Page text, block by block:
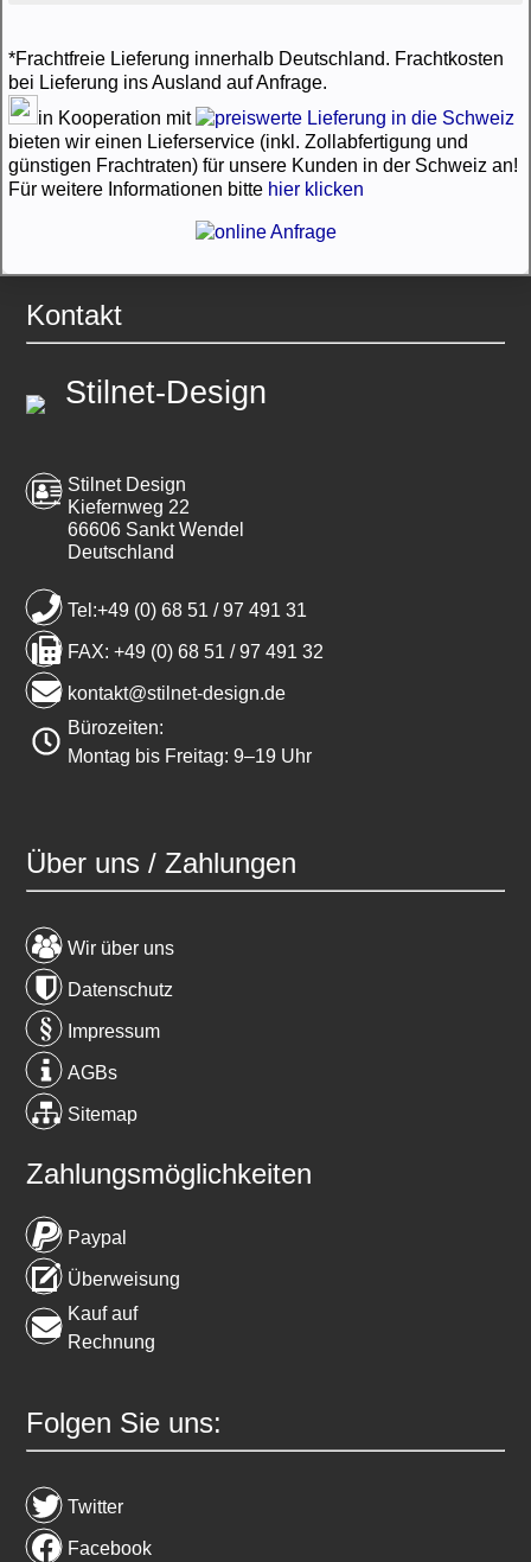
*Frachtfreie Lieferung innerhalb Deutschland. Frachtkosten
bei Lieferung ins Ausland auf Anfrage.
in Kooperation mit
bieten wir einen Lieferservice (inkl. Zollabfertigung und
günstigen Frachtraten) für unsere Kunden in der Schweiz an!
Für weitere Informationen bitte hier klicken
Kontakt
Stilnet-Design
Stilnet Design
Kiefernweg 22
66606 Sankt Wendel
Deutschland
Tel:+49 (0) 68 51 / 97 491 31
FAX: +49 (0) 68 51 / 97 491 32
kontakt@stilnet-design.de
Bürozeiten:
Montag bis Freitag: 9–19 Uhr
Über uns / Zahlungen
Wir über uns
Datenschutz
Impressum
AGBs
Sitemap
Zahlungsmöglichkeiten
Paypal
Überweisung
Kauf auf
Rechnung
Folgen Sie uns:
Twitter
Facebook